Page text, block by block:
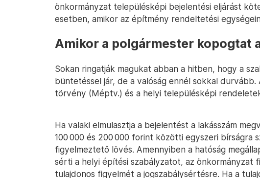
önkormányzat településképi bejelentési eljárást
esetben, amikor az építmény rendeltetési
Amikor a polgármester kopogtat
Sokan ringatják magukat abban a hitben, hogy a
büntetéssel jár, de a valóság ennél sokkal
törvény (Méptv.) és a helyi településképi
Ha valaki elmulasztja a bejelentést a lakásszám
100 000 és 200 000 forint közötti egyszeri bírságra
figyelmeztető lövés. Amennyiben a hatóság
sérti a helyi építési szabályzatot, az önkormányzat
tulajdonos figyelmét a jogszabálysértésre. Ha a